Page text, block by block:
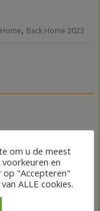
, Back Home 2023
om u de meest
en
op "Accepteren"
ALLE cookies.